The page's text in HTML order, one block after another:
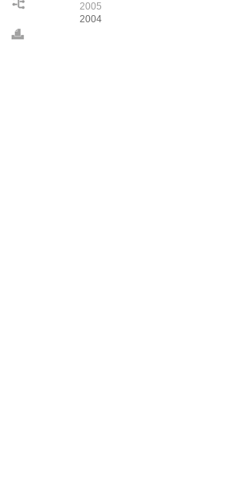
2005
2004